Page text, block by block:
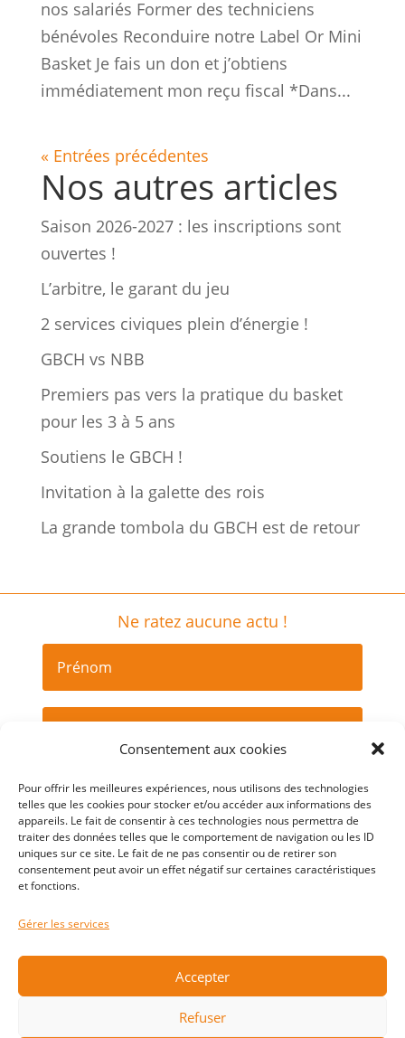
Consentement aux cookies
Pour offrir les meilleures expériences, nous utilisons des technologies
telles que les cookies pour stocker et/ou accéder aux informations des
appareils. Le fait de consentir à ces technologies nous permettra de
traiter des données telles que le comportement de navigation ou les ID
uniques sur ce site. Le fait de ne pas consentir ou de retirer son
consentement peut avoir un effet négatif sur certaines caractéristiques
et fonctions.
Gérer les services
Accepter
Refuser
nos salariés Former des techniciens
bénévoles Reconduire notre Label Or Mini
Basket Je fais un don et j’obtiens
immédiatement mon reçu fiscal *Dans...
« Entrées précédentes
Nos autres articles
Saison 2026-2027 : les inscriptions sont
ouvertes !
L’arbitre, le garant du jeu
2 services civiques plein d’énergie !
GBCH vs NBB
Premiers pas vers la pratique du basket
pour les 3 à 5 ans
Soutiens le GBCH !
Invitation à la galette des rois
La grande tombola du GBCH est de retour
Ne ratez aucune actu !
Je m'abonne
64 Avenue De Cheverny